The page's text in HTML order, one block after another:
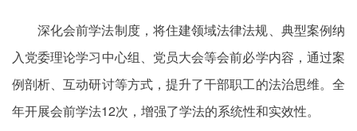
深化会前学法制度，将住建领域法律法规、典型案例纳
入党委理论学习中心组、党员大会等会前必学内容，通过案
例剖析、互动研讨等方式，提升了干部职工的法治思维。全
年开展会前学法12次，增强了学法的系统性和实效性。